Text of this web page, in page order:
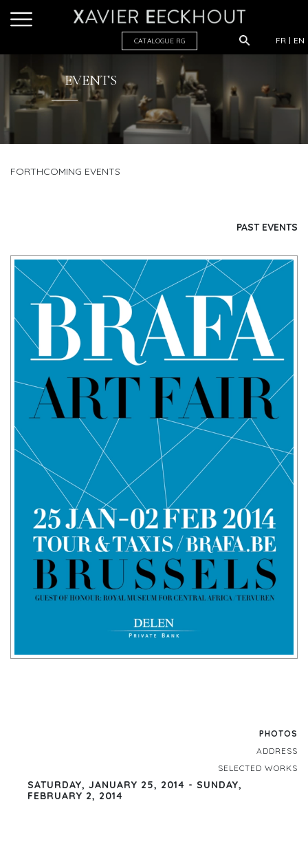
FR EN
CATALOGUE RG
EVENTS
FORTHCOMING EVENTS
PAST EVENTS
PHOTOS
ADDRESS
SELECTED WORKS
SATURDAY, JANUARY 25, 2014 - SUNDAY,
FEBRUARY 2, 2014